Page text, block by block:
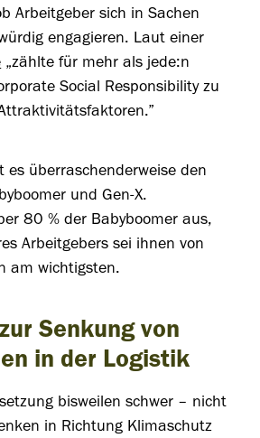
Arbeitgeber sich in Sachen
engagieren. Laut einer
„zählte für mehr als jede:n
Social Responsibility zu
es überraschenderweise den
und Gen-X.
80 % der Babyboomer aus,
Arbeitgebers sei ihnen von
am wichtigsten.
Senkung von
in der Logistik
bisweilen schwer – nicht
in Richtung Klimaschutz